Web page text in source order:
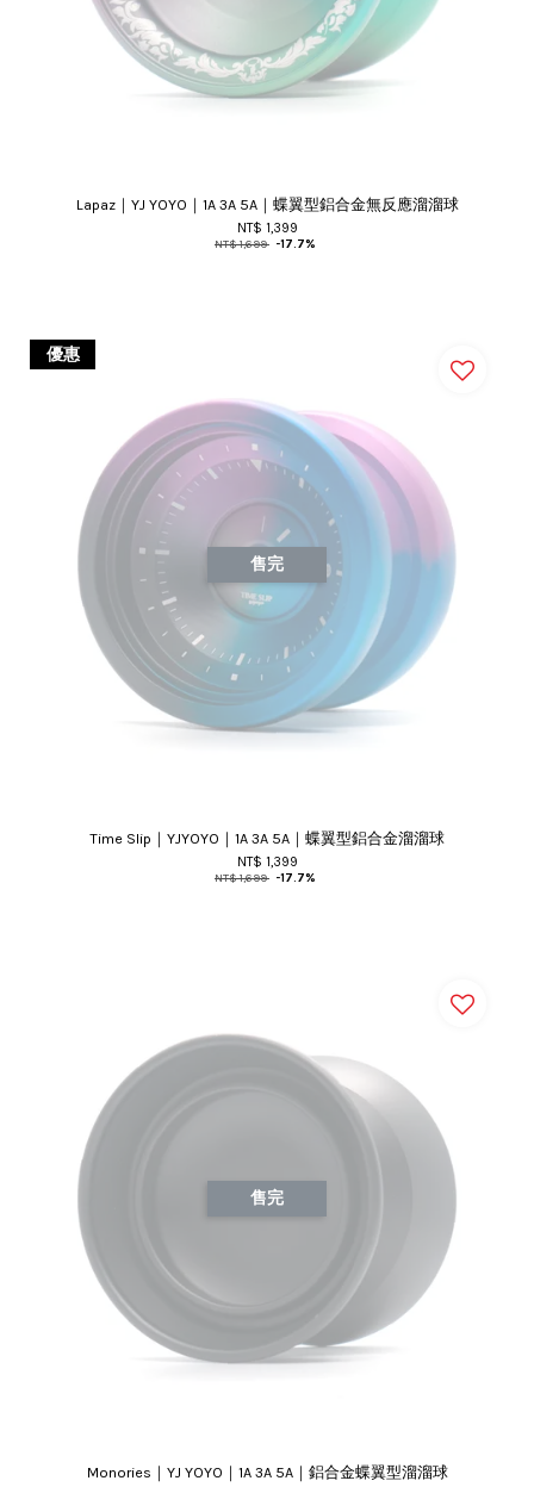
Lapaz｜YJ YOYO｜1A 3A 5A｜蝶翼型鋁合金無反應溜溜球
NT$ 1,399
NT$ 1,699 -17.7%
優惠
售完
Time Slip｜YJYOYO｜1A 3A 5A｜蝶翼型鋁合金溜溜球
NT$ 1,399
NT$ 1,699 -17.7%
售完
Monories｜YJ YOYO｜1A 3A 5A｜鋁合金蝶翼型溜溜球